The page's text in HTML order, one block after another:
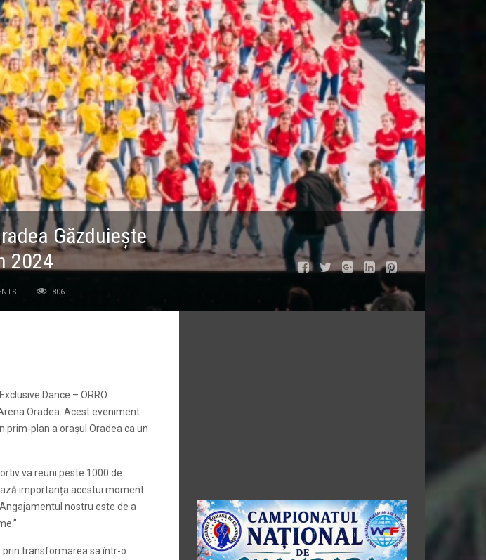
Găzduiește
2024
806
Dance – ORRO
Oradea. Acest eveniment
plan a orașul Oradea ca un
va reuni peste 1000 de
importanța acestui moment:
nostru este de a
prin transformarea sa într-o